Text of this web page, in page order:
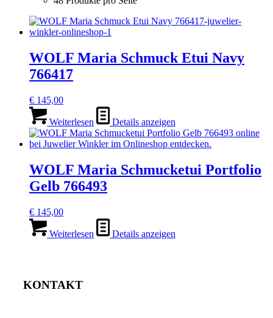
WOLF Maria Schmuck Etui Navy
766417
€ 145,00
Weiterlesen Details anzeigen
WOLF Maria Schmucketui Portfolio
Gelb 766493
€ 145,00
Weiterlesen Details anzeigen
KONTAKT